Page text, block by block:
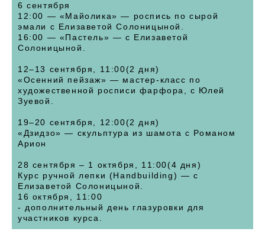
6 сентября
12:00 — «Майолика» — роспись по сырой
эмали с Елизаветой Солоницыной.
16:00 — «Пастель» — с Елизаветой
Солоницыной.
12–13 сентября, 11:00(2 дня)
«Осенний пейзаж» — мастер-класс по
художественной росписи фарфора, с Юлей
Зуевой.
19–20 сентября, 12:00(2 дня)
«Дзидзо» — скульптура из шамота с Романом
Арион
28 сентября – 1 октября, 11:00(4 дня)
Курс ручной лепки (Handbuilding) — с
Елизаветой Солоницыной.
16 октября, 11:00
- дополнительный день глазуровки для
участников курса.